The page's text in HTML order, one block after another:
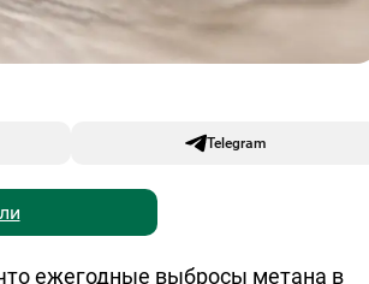
Telegram
ежегодные выбросы метана в